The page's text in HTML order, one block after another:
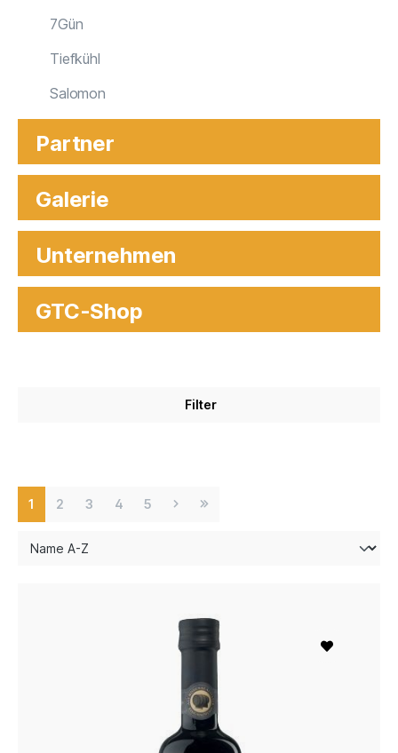
7Gün
Tiefkühl
Salomon
Partner
Galerie
Unternehmen
GTC-Shop
Filter
1 2 3 4 5